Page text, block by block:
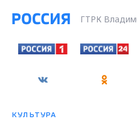
ГТРК
КУЛЬТУРА